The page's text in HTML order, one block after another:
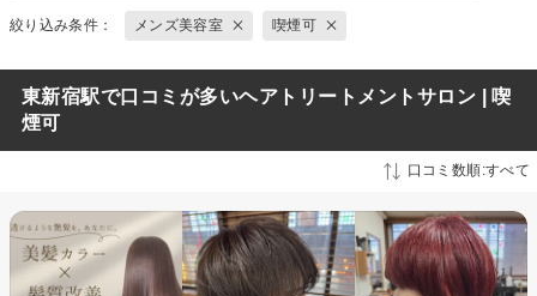
絞り込み条件： メンズ美容室 喫煙可
東新宿駅で口コミが多いヘアトリートメントサロン | 喫
煙可
口コミ数順:すべて